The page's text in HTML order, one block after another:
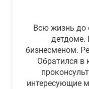
Всю жизнь до
детдоме.
бизнесменом.
Обратился в
интересующие